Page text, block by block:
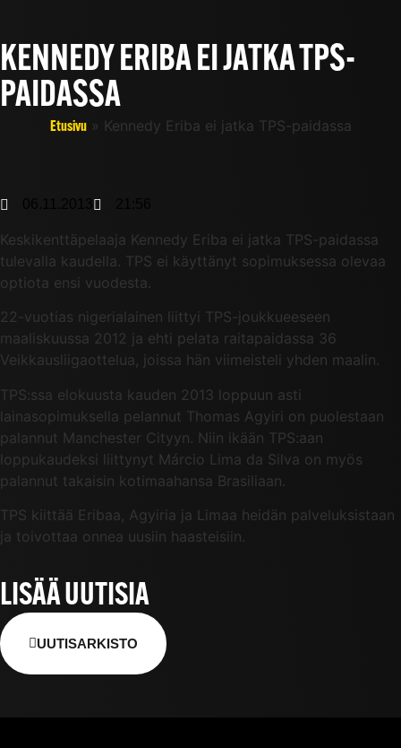
KENNEDY ERIBA EI JATKA TPS-
PAIDASSA
Etusivu» Kennedy Eriba ei jatka TPS-paidassa
Keskikenttäpelaaja Kennedy Eriba ei jatka TPS-paidassa
tulevalla kaudella. TPS ei käyttänyt sopimuksessa olevaa
optiota ensi vuodesta.
22-vuotias nigerialainen liittyi TPS-joukkueeseen
maaliskuussa 2012 ja ehti pelata raitapaidassa 36
Veikkausliigaottelua, joissa hän viimeisteli yhden maalin.
TPS:ssa elokuusta kauden 2013 loppuun asti
lainasopimuksella pelannut Thomas Agyiri on puolestaan
palannut Manchester Cityyn. Niin ikään TPS:aan
loppukaudeksi liittynyt Márcio Lima da Silva on myös
palannut takaisin kotimaahansa Brasiliaan.
TPS kiittää Eribaa, Agyiria ja Limaa heidän palveluksistaan
ja toivottaa onnea uusiin haasteisiin.
LISÄÄ UUTISIA
UUTISARKISTO